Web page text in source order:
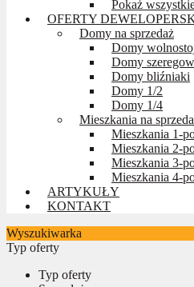
Pokaż
OFERTY
Domy na sprzedaż
Domy
Domy
Domy bliźniaki
Domy 1/2
Domy 1/4
Mieszkania na
Mieszkania 1-
Mieszkania 2-
Mieszkania 3-
Mieszkania 4-
ARTYKUŁY
KONTAKT
Wyszukiwarka
Typ oferty
Typ oferty